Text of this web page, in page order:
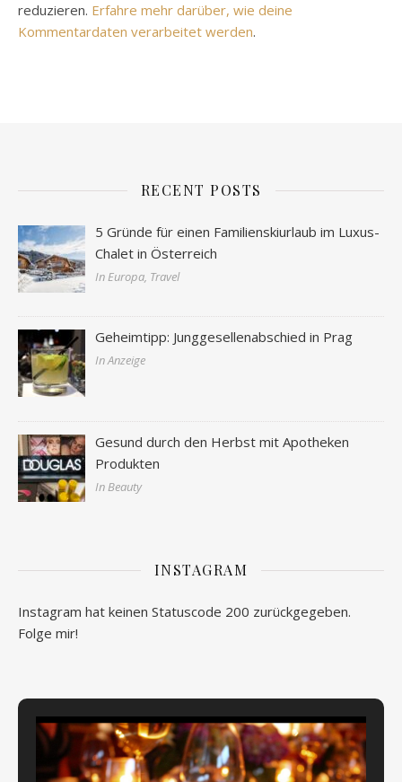
reduzieren. Erfahre mehr darüber, wie deine
Kommentardaten verarbeitet werden.
RECENT POSTS
5 Gründe für einen Familienskiurlaub im Luxus-
Chalet in Österreich
In Europa, Travel
Geheimtipp: Junggesellenabschied in Prag
In Anzeige
Gesund durch den Herbst mit Apotheken
Produkten
In Beauty
INSTAGRAM
Instagram hat keinen Statuscode 200 zurückgegeben.
Folge mir!